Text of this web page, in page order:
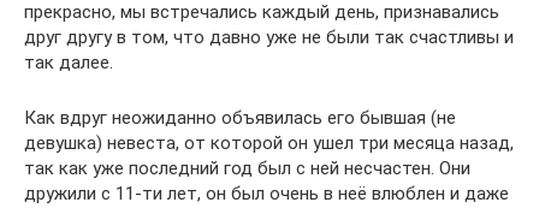
прекрасно, мы встречались каждый день, признавались
друг другу в том, что давно уже не были так счастливы и
так далее.
Как вдруг неожиданно объявилась его бывшая (не
девушка) невеста, от которой он ушел три месяца назад,
так как уже последний год был с ней несчастен. Они
дружили с 11-ти лет, он был очень в неё влюблен и даже